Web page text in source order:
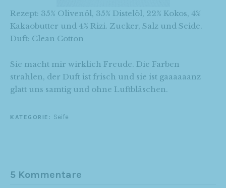
Rezept: 35% Olivenöl, 35% Distelöl, 22% Kokos, 4%
Kakaobutter und 4% Rizi. Zucker, Salz und Seide.
Duft: Clean Cotton
Sie macht mir wirklich Freude. Die Farben
strahlen, der Duft ist frisch und sie ist gaaaaaanz
glatt uns samtig und ohne Luftbläschen.
KATEGORIE: Seife
5 Kommentare